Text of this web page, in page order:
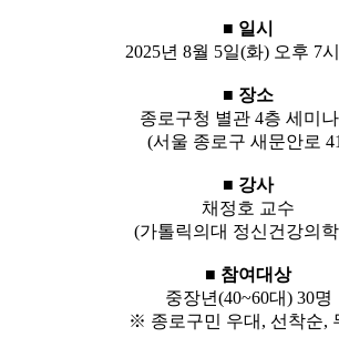
■ 일시
2025년 8월 5일(화) 오후 7시
■ 장소
종로구청 별관 4층 세미
(서울 종로구 새문안로
■ 강사
채정호 교수
(가톨릭의대 정신건강의
■ 참여대상
중장년(40~60대) 30명
※ 종로구민 우대, 선착순,